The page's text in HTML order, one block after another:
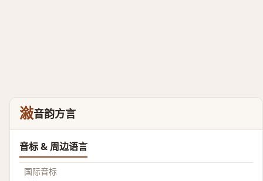
潊音韵方言
音标 & 周边语言
国际音标